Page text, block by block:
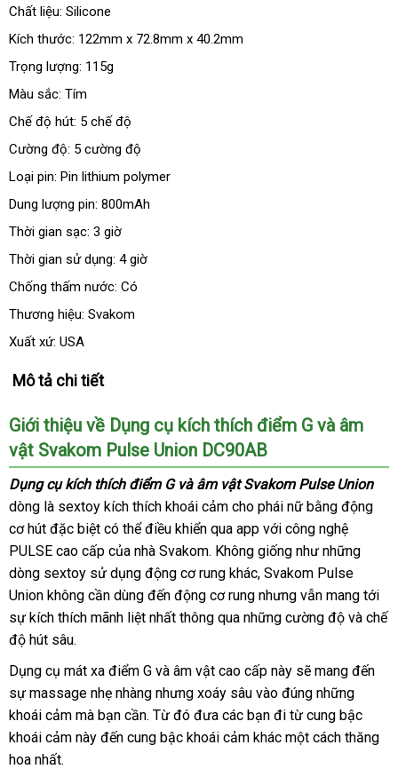
Chất liệu: Silicone
Kích thước: 122mm x 72.8mm x 40.2mm
Trọng lượng: 115g
Màu sắc: Tím
Chế độ hút: 5 chế độ
Cường độ: 5 cường độ
Loại pin: Pin lithium polymer
Dung lượng pin: 800mAh
Thời gian sạc: 3 giờ
Thời gian sử dụng: 4 giờ
Chống thấm nước: Có
Thương hiệu: Svakom
Xuất xứ: USA
Mô tả chi tiết
Giới thiệu về Dụng cụ kích thích điểm G chiết
và âm
vật Svakom Pulse Union DC90AB
Dụng cụ kích thích điểm G nổi
tiếng
và âm vật Svakom Pulse Union
dòng là sextoy kích thích khoái cảm cho phái nữ bằng động
cơ hút thống
kê
đặc biệt nhận
xét
có thể điều khiển qua app nước
ngoài
với công nghệ
PULSE cao cấp sản
xuất
của nhà Svakomonline
. Không giống như đắt
nhất
những
dòng sextoy sử dụng động cơ rung khácgiá
rẻ
, Svakom Pulse
Union không cần dùng đến động cơ rung cao
cấp
nhưng lớn
vẫn mang tới
sự kích thích mãnh liệt nhất thông qua tổng
những cường độ giá
và chế
độ hút sâu.
Dụng cụ mát xa điểm G giảm
giá
và âm vật cao cấp này online
sẽ mang đến
sự massage nhẹ nhàng địa
chỉ
nhưng xoáy sâu vào đúng Hàn
Quốc
những
khoái cảm nhập
khẩu
mà bạn cầnmini
. Từ đó đưa tham
khảo
các bạn đi từ cung bậc
khoái cảm này đến cung bậc khoái cảm khác một cách thăng
hoa nhất.